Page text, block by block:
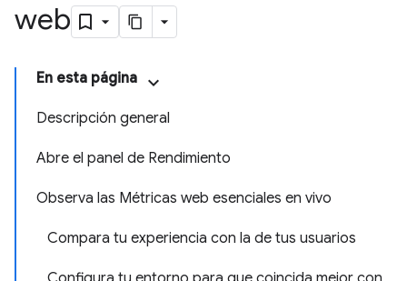
web
En esta página
Descripción general
Abre el panel de Rendimiento
Observa las Métricas web esenciales en vivo
Compara tu experiencia con la de tus usuarios